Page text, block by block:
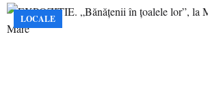
LOCALE